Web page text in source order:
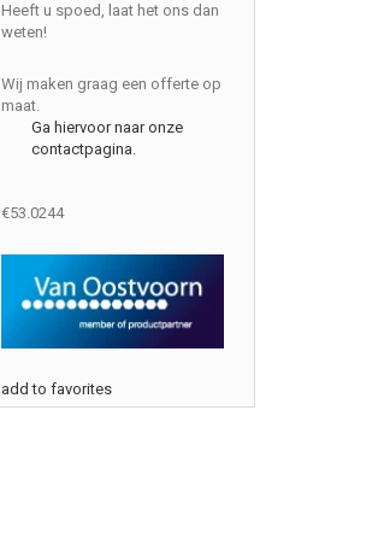
Heeft u spoed, laat het ons dan
weten!
Wij maken graag een offerte op
maat.
Ga hiervoor naar onze
contactpagina.
€53.0244
add to favorites